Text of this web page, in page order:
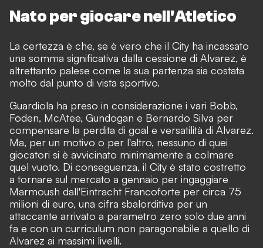
Nato per giocare nell'Atletico
La certezza è che, se è vero che il City ha incassato
una somma significativa dalla cessione di Alvarez, è
altrettanto palese come la sua partenza sia costata
molto dal punto di vista sportivo.
Guardiola ha preso in considerazione i vari Bobb,
Foden, McAtee, Gundogan e Bernardo Silva per
compensare la perdita di goal e versatilità di Alvarez.
Ma, per un motivo o per l'altro, nessuno di quei
giocatori si è avvicinato minimamente a colmare
quel vuoto. Di conseguenza, il City è stato costretto
a tornare sul mercato a gennaio per ingaggiare
Marmoush dall'Eintracht Francoforte per circa 75
milioni di euro, una cifra sbalorditiva per un
attaccante arrivato a parametro zero solo due anni
fa e con un curriculum non paragonabile a quello di
Alvarez ai massimi livelli.